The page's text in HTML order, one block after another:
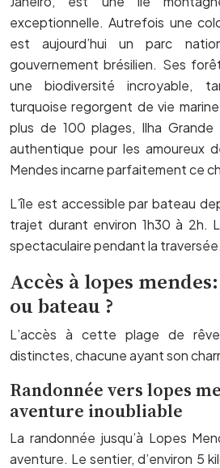
exceptionnelle. Autrefois une
est aujourd’hui un parc
gouvernement brésilien. Ses
une biodiversité incroyable,
turquoise regorgent de vie
plus de 100 plages, Ilha
authentique pour les amoureux
Mendes incarne parfaitement ce
L’île est accessible par bateau
trajet durant environ 1h30 à 2h.
spectaculaire pendant la traversée.
Accès à lopes
ou bateau ?
L’accès à cette plage de
distinctes, chacune ayant son
Randonnée vers lopes
aventure inoubliable
La randonnée jusqu’à Lopes
aventure. Le sentier, d’environ 5